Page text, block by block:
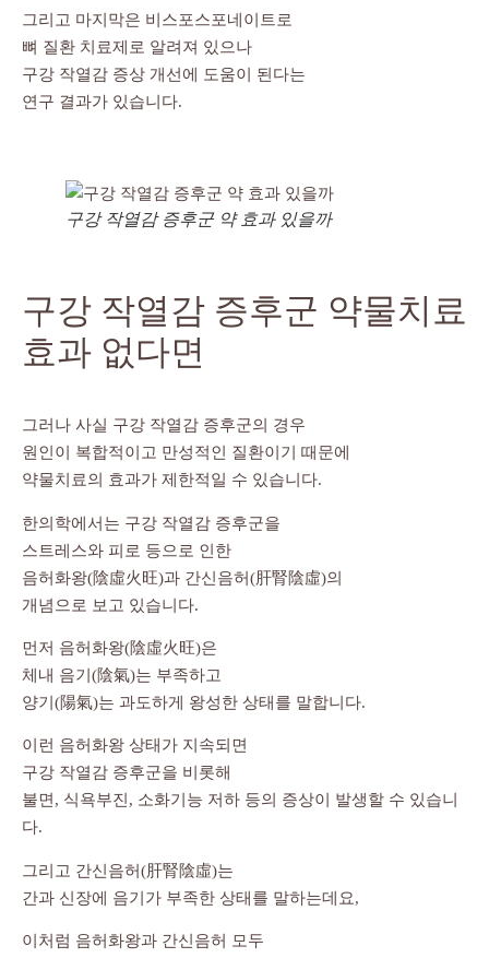
그리고 마지막은 비스포스포네이트로
뼈 질환 치료제로 알려져 있으나
구강 작열감 증상 개선에 도움이 된다는
연구 결과가 있습니다.
구강 작열감 증후군 약 효과 있을까
구강 작열감 증후군 약물치료
효과 없다면
그러나 사실 구강 작열감 증후군의 경우
원인이 복합적이고 만성적인 질환이기 때문에
약물치료의 효과가 제한적일 수 있습니다.
한의학에서는 구강 작열감 증후군을
스트레스와 피로 등으로 인한
음허화왕(陰虛火旺)과 간신음허(肝腎陰虛)의
개념으로 보고 있습니다.
먼저 음허화왕(陰虛火旺)은
체내 음기(陰氣)는 부족하고
양기(陽氣)는 과도하게 왕성한 상태를 말합니다.
이런 음허화왕 상태가 지속되면
구강 작열감 증후군을 비롯해
불면, 식욕부진, 소화기능 저하 등의 증상이 발생할 수 있습니
다.
그리고 간신음허(肝腎陰虛)는
간과 신장에 음기가 부족한 상태를 말하는데요,
이처럼 음허화왕과 간신음허 모두